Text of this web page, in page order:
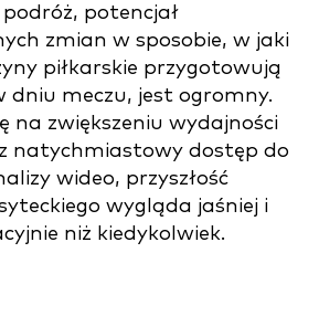
potencjał
zmian w sposobie, w jaki
piłkarskie przygotowują
dniu meczu, jest ogromny.
na zwiększeniu wydajności
natychmiastowy dostęp do
wideo, przyszłość
wygląda jaśniej i
niż kiedykolwiek.